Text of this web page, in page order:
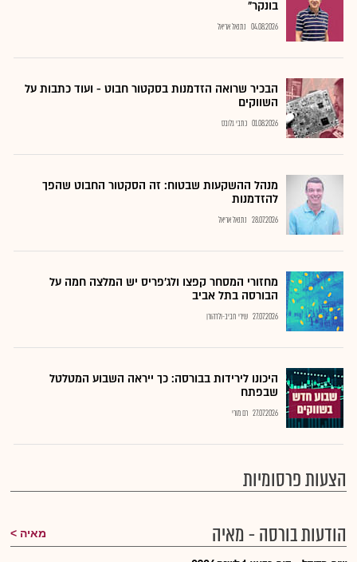
בונקר"
04.08.2026 נתנאל אריאל
הבכיר שרואה הזדמנות בסקטור חבוט - ועוד כתבות על
השווקים
01.08.2026 כתבי גלובס
מנהל ההשקעות שבטוח: זה הסקטור החבוט שהפך
להזדמנות
28.07.2026 נתנאל אריאל
מחזורי המסחר קפצו ולג'פריס יש המלצה חמה על
הבורסה בתל אביב
27.07.2026 שירי חביב-ולדהורן
היכונו לירידות בבורסה: כך ייראה השבוע המטלטל
שבפתח
27.07.2026 רם מורי
הצעות פרסומיות
הודעות בורסה - מאיה
מאיה